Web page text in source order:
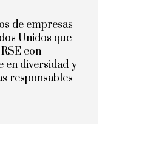
de empresas
Unidos que
con
en diversidad y
responsables